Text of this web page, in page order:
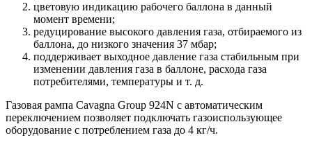
цветовую индикацию рабочего баллона в данный
момент времени;
редуцирование высокого давления газа, отбираемого из
баллона, до низкого значения 37 мбар;
поддерживает выходное давление газа стабильным при
изменении давления газа в баллоне, расхода газа
потребителями, температуры и т. д.
Газовая рампа Cavagna Group 924N с автоматическим
переключением позволяет подключать газоиспользующее
оборудование с потреблением газа до 4 кг/ч.